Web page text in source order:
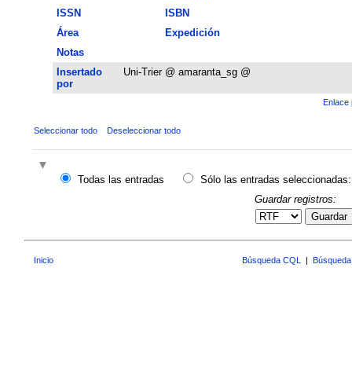
ISSN
ISBN
Área
Expedición
Notas
Insertado
por
Uni-Trier @ amaranta_sg @
Enlace
Seleccionar todo Deseleccionar todo
Todas las entradas
Sólo las entradas seleccionadas:
Guardar registros:
Guardar
Inicio Búsqueda CQL